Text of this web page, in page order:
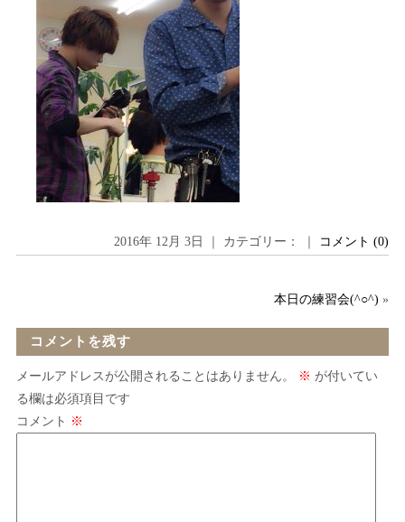
2016年 12月 3日 ｜ カテゴリー： ｜ コメント (0)
本日の練習会(^○^) »
コメントを残す
メールアドレスが公開されることはありません。 ※ が付いてい
る欄は必須項目です
コメント ※